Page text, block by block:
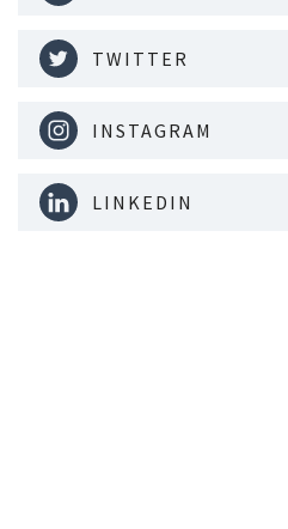
TWITTER
INSTAGRAM
LINKEDIN